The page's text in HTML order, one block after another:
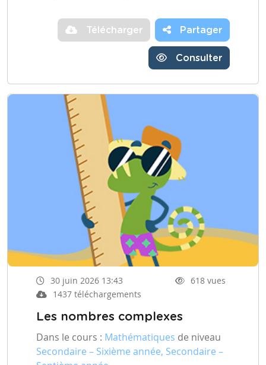
Télécharger Partager
Consulter
30 juin 2026 13:43
618 vues
1437 téléchargements
Les nombres complexes
Dans le cours : Mathématiques de niveau
Secondaire – Sixième année, Secondaire –